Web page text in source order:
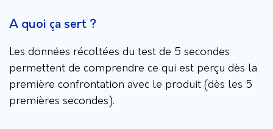
A quoi ça sert ?
Les données récoltées du test de 5 secondes
permettent de comprendre ce qui est perçu dès la
première confrontation avec le produit (dès les 5
premières secondes).